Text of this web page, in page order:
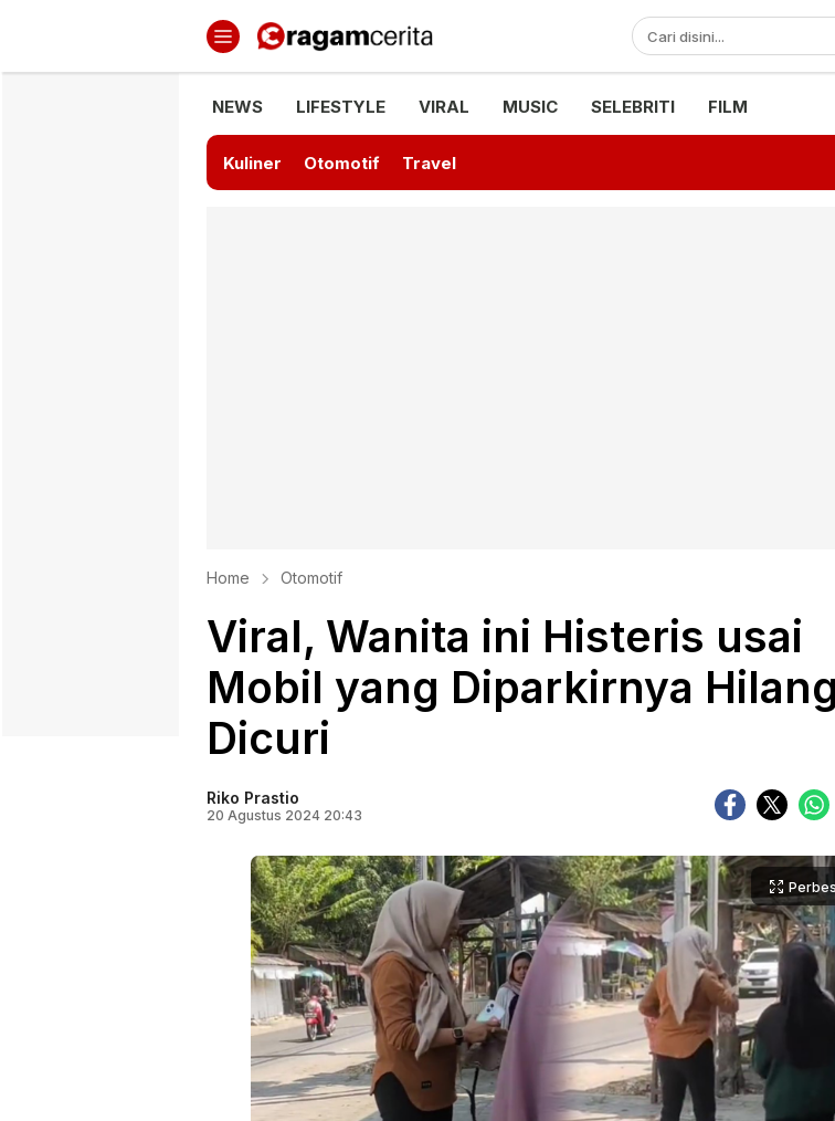
Ragamcerita.com
Informasi Terbaru dan Terkini
NEWS LIFESTYLE VIRAL MUSIC SELEBRITI FILM
Kuliner Otomotif Travel
Home Otomotif
Viral, Wanita ini Histeris usai
Mobil yang Diparkirnya Hilang
Dicuri
Riko Prastio
20 Agustus 2024 20:43